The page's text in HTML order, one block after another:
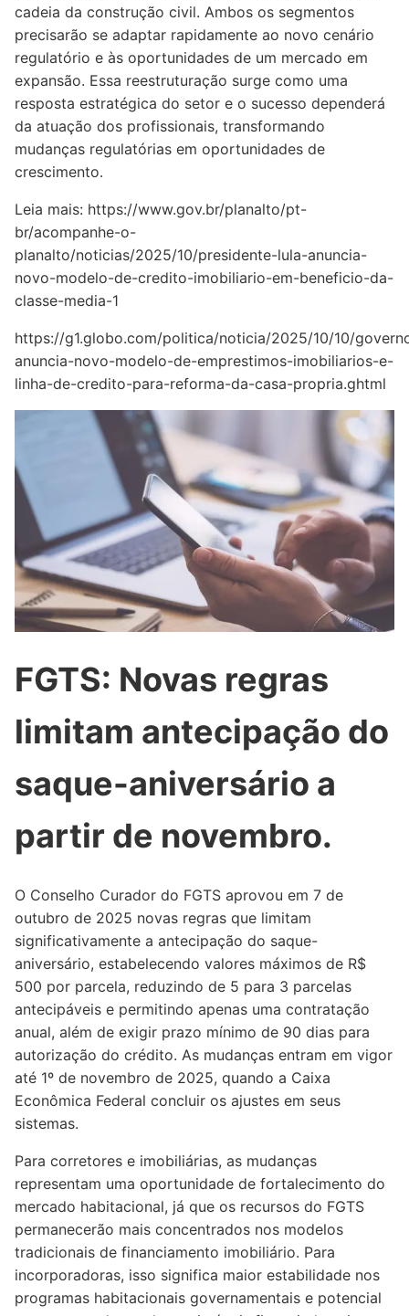
cadeia da construção civil. Ambos os segmentos
precisarão se adaptar rapidamente ao novo cenário
regulatório e às oportunidades de um mercado em
expansão. Essa reestruturação surge como uma
resposta estratégica do setor e o sucesso dependerá
da atuação dos profissionais, transformando
mudanças regulatórias em oportunidades de
crescimento.
Leia mais: https://www.gov.br/planalto/pt-
br/acompanhe-o-
planalto/noticias/2025/10/presidente-lula-anuncia-
novo-modelo-de-credito-imobiliario-em-beneficio-da-
classe-media-1
https://g1.globo.com/politica/noticia/2025/10/10/
anuncia-novo-modelo-de-emprestimos-imobiliarios-e-
linha-de-credito-para-reforma-da-casa-propria.ghtml
FGTS: Novas regras
limitam antecipação do
saque-aniversário a
partir de novembro.
O Conselho Curador do FGTS aprovou em 7 de
outubro de 2025 novas regras que limitam
significativamente a antecipação do saque-
aniversário, estabelecendo valores máximos de R$
500 por parcela, reduzindo de 5 para 3 parcelas
antecipáveis e permitindo apenas uma contratação
anual, além de exigir prazo mínimo de 90 dias para
autorização do crédito. As mudanças entram em vigor
até 1º de novembro de 2025, quando a Caixa
Econômica Federal concluir os ajustes em seus
sistemas.
Para corretores e imobiliárias, as mudanças
representam uma oportunidade de fortalecimento do
mercado habitacional, já que os recursos do FGTS
permanecerão mais concentrados nos modelos
tradicionais de financiamento imobiliário. Para
incorporadoras, isso significa maior estabilidade nos
programas habitacionais governamentais e potencial